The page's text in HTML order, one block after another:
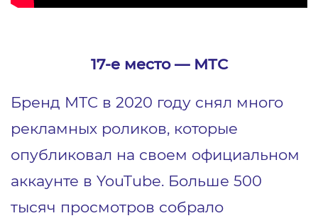
17-е место ― МТС
Бренд МТС в 2020 году снял много
рекламных роликов, которые
опубликовал на своем официальном
аккаунте в YouTube. Больше 500
тысяч просмотров собрало